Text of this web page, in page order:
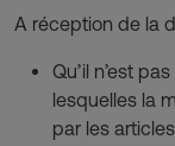
A réception de la
Qu’il n’est
lesquelles la
par les